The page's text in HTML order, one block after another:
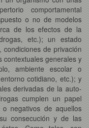
comportamental
o no de modelos
de los efectos de la
etc.); un estado
de privación
contextuales generales y
ambiente escolar o
cotidiano, etc.); y
derivadas de la auto-
cumplen un papel
negativos de aquellos
consecución y de las